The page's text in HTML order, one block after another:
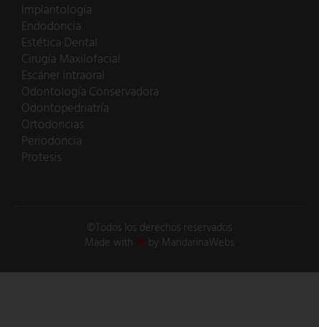
Implantología
Endodoncia
Estética Dental
Cirugía Maxilofacial
Escáner intraoral
Odontología Conservadora
Odontopedriatría
Ortodoncias
Periodoncia
Protesis
©Todos los derechos reservados
Made with ❤ by MandarinaWebs